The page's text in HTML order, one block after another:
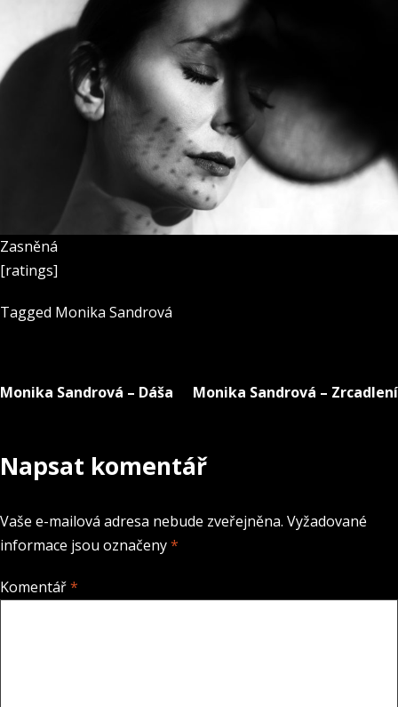
Zasněná
[ratings]
Tagged Monika Sandrová
Navigace
příspěvek
Monika Sandrová – Dáša Monika Sandrová – Zrcadlení
Napsat komentář
Vaše e-mailová adresa nebude zveřejněna. Vyžadované
informace jsou označeny*
Komentář*